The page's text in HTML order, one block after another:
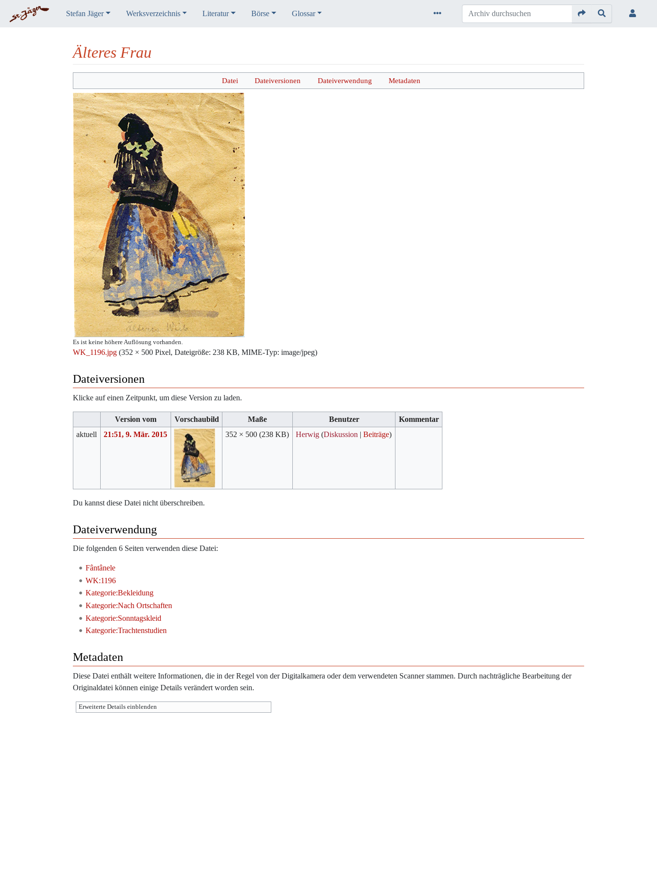
Stefan Jäger Werksverzeichnis Literatur Börse Glossar
Älteres Frau
Datei Dateiversionen Dateiverwendung Metadaten
Es ist keine höhere Auflösung vorhanden.
WK_1196.jpg (352 × 500 Pixel, Dateigröße: 238 KB, MIME-Typ: image/jpeg)
Dateiversionen
Klicke auf einen Zeitpunkt, um diese Version zu laden.
Version vom Vorschaubild Maße Benutzer
Kommentar
aktuell
21:51, 9. Mär. 2015 352 × 500(238 KB) Herwig (Diskussion |Beiträge)
Du kannst diese Datei nicht überschreiben.
Dateiverwendung
Die folgenden 6 Seiten verwenden diese Datei:
Fântânele
WK:1196
Kategorie:Bekleidung
Kategorie:Nach Ortschaften
Kategorie:Sonntagskleid
Kategorie:Trachtenstudien
Metadaten
Diese Datei enthält weitere Informationen, die in der Regel von der Digitalkamera oder dem verwendeten Scanner stammen. Durch nachträgliche Bearbeitung der
Originaldatei können einige Details verändert worden sein.
Erweiterte Details einblenden